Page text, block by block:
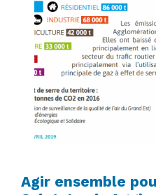
Agir ensemble